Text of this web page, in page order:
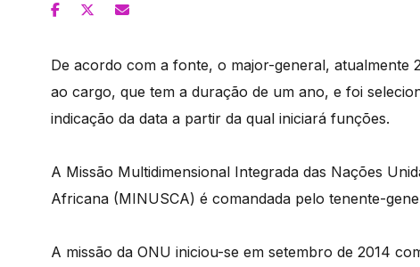
De acordo com a fonte, o major-general, atualmente
ao cargo, que tem a duração de um ano, e foi
indicação da data a partir da qual iniciará funções.
A Missão Multidimensional Integrada das Nações
Africana (MINUSCA) é comandada pelo tenente-
A missão da ONU iniciou-se em setembro de 2014